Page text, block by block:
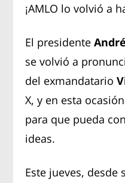
¡AMLO lo volvió a
El presidente
se volvió a
del exmandatario
X, y en esta
para que pueda
ideas.
Este jueves,